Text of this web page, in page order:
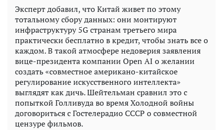
Эксперт добавил, что Китай живет по этому
тотальному сбору данных: они монтируют
инфраструктуру 5G странам третьего мира
практически бесплатно в кредит, чтобы знать все о
каждом. В такой атмосфере недоверия заявления
вице-президента компании Open AI о желании
создать «совместное американо-китайское
регулирование искусственного интеллекта»
выглядят как дичь. Шейтельман сравнил это с
попыткой Голливуда во время Холодной войны
договориться с Гостелерадио СССР о совместной
цензуре фильмов.